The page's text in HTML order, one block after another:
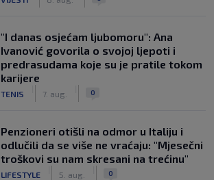
"I danas osjećam ljubomoru": Ana
Ivanović govorila o svojoj ljepoti i
predrasudama koje su je pratile tokom
karijere
TENIS 7. aug. 0
Penzioneri otišli na odmor u Italiju i
odlučili da se više ne vraćaju: "Mjesečni
troškovi su nam skresani na trećinu"
LIFESTYLE 5. aug. 0